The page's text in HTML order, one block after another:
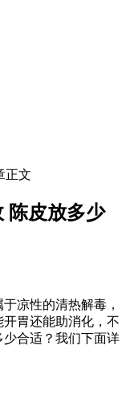
正文
陈皮放多少
凉性的清热解毒，
胃还能助消化，不
合适？我们下面详